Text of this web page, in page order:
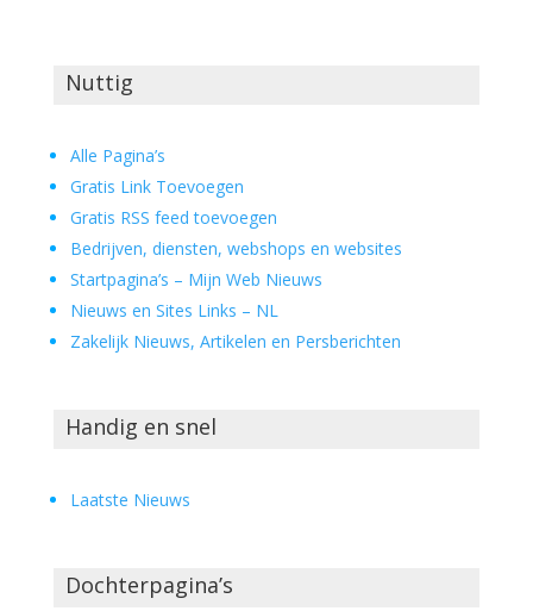
Nuttig
Alle Pagina’s
Gratis Link Toevoegen
Gratis RSS feed toevoegen
Bedrijven, diensten, webshops en websites
Startpagina’s – Mijn Web Nieuws
Nieuws en Sites Links – NL
Zakelijk Nieuws, Artikelen en Persberichten
Handig en snel
Laatste Nieuws
Dochterpagina’s